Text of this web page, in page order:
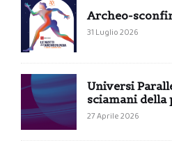
Archeo-
31 Luglio 2026
Universi
sciamani della
27 Aprile 2026